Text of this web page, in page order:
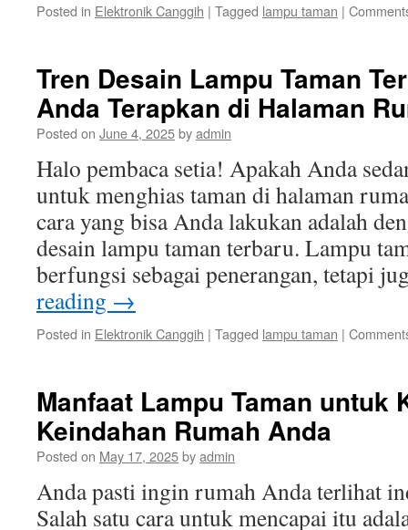
Posted in Elektronik Canggih | Tagged lampu taman |
Tren Desain Lampu Taman
Anda Terapkan di Halaman
Posted on June 4, 2025byadmin
Halo pembaca setia! Apakah Anda
untuk menghias taman di halaman
cara yang bisa Anda lakukan adalah
desain lampu taman terbaru. Lampu
berfungsi sebagai penerangan, tetapi
reading →
Posted in Elektronik Canggih | Tagged lampu taman |
Manfaat Lampu Taman untuk
Keindahan Rumah Anda
Posted on May 17, 2025byadmin
Anda pasti ingin rumah Anda terlihat
Salah satu cara untuk mencapai itu